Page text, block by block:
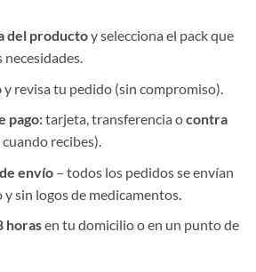
del productoy selecciona el pack que
necesidades.
y revisa tu pedido (sin compromiso).
pago:tarjeta, transferencia ocontra
recibes).
envío– todos los pedidos se envían
sin logos de medicamentos.
horasen tu domicilio o en un punto de